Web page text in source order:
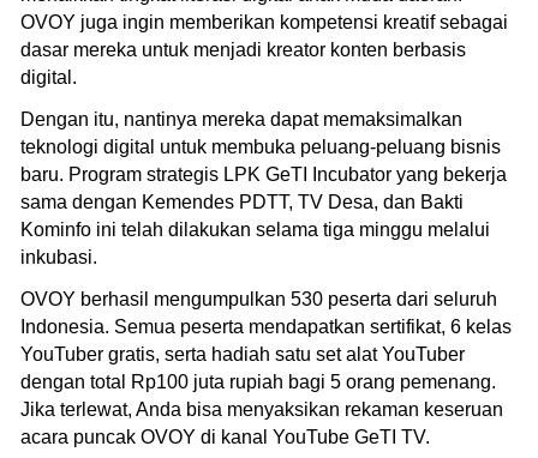
OVOY juga ingin memberikan kompetensi kreatif sebagai
dasar mereka untuk menjadi kreator konten berbasis
digital.
Dengan itu, nantinya mereka dapat memaksimalkan
teknologi digital untuk membuka peluang-peluang bisnis
baru. Program strategis LPK GeTI Incubator yang bekerja
sama dengan Kemendes PDTT, TV Desa, dan Bakti
Kominfo ini telah dilakukan selama tiga minggu melalui
inkubasi.
OVOY berhasil mengumpulkan 530 peserta dari seluruh
Indonesia. Semua peserta mendapatkan sertifikat, 6 kelas
YouTuber gratis, serta hadiah satu set alat YouTuber
dengan total Rp100 juta rupiah bagi 5 orang pemenang.
Jika terlewat, Anda bisa menyaksikan rekaman keseruan
acara puncak OVOY di kanal YouTube GeTI TV.